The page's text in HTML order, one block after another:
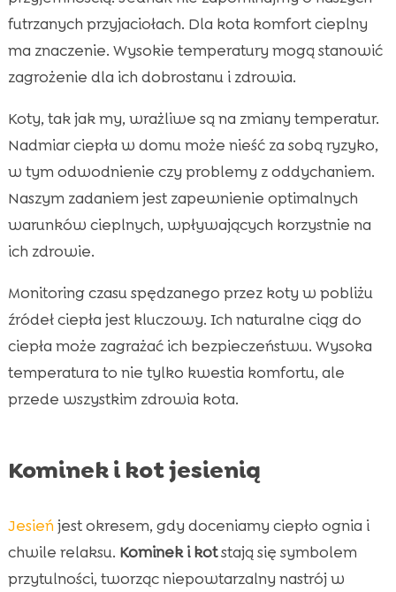
futrzanych przyjaciołach. Dla kota komfort cieplny
ma znaczenie. Wysokie temperatury mogą stanowić
zagrożenie dla ich dobrostanu i zdrowia.
Koty, tak jak my, wrażliwe są na zmiany temperatur.
Nadmiar ciepła w domu może nieść za sobą ryzyko,
w tym odwodnienie czy problemy z oddychaniem.
Naszym zadaniem jest zapewnienie optimalnych
warunków cieplnych, wpływających korzystnie na
ich zdrowie.
Monitoring czasu spędzanego przez koty w pobliżu
źródeł ciepła jest kluczowy. Ich naturalne ciąg do
ciepła może zagrażać ich bezpieczeństwu. Wysoka
temperatura to nie tylko kwestia komfortu, ale
przede wszystkim zdrowia kota.
Kominek i kot jesienią
Jesień jest okresem, gdy doceniamy ciepło ognia i
chwile relaksu. Kominek i kotstają się symbolem
przytulności, tworząc niepowtarzalny nastrój w